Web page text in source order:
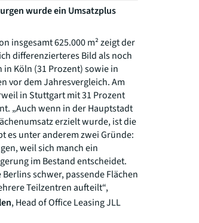
wurde ein Umsatzplus
insgesamt 625.000 m² zeigt der
differenzierteres Bild als noch
in Köln (31 Prozent) sowie in
vor dem Jahresvergleich. Am
in Stuttgart mit 31 Prozent
„Auch wenn in der Hauptstadt
erzielt wurde, ist die
es unter anderem zwei Gründe:
weil sich manch ein
im Bestand entscheidet.
schwer, passende Flächen
Teilzentren aufteilt“,
, Head of Office Leasing JLL